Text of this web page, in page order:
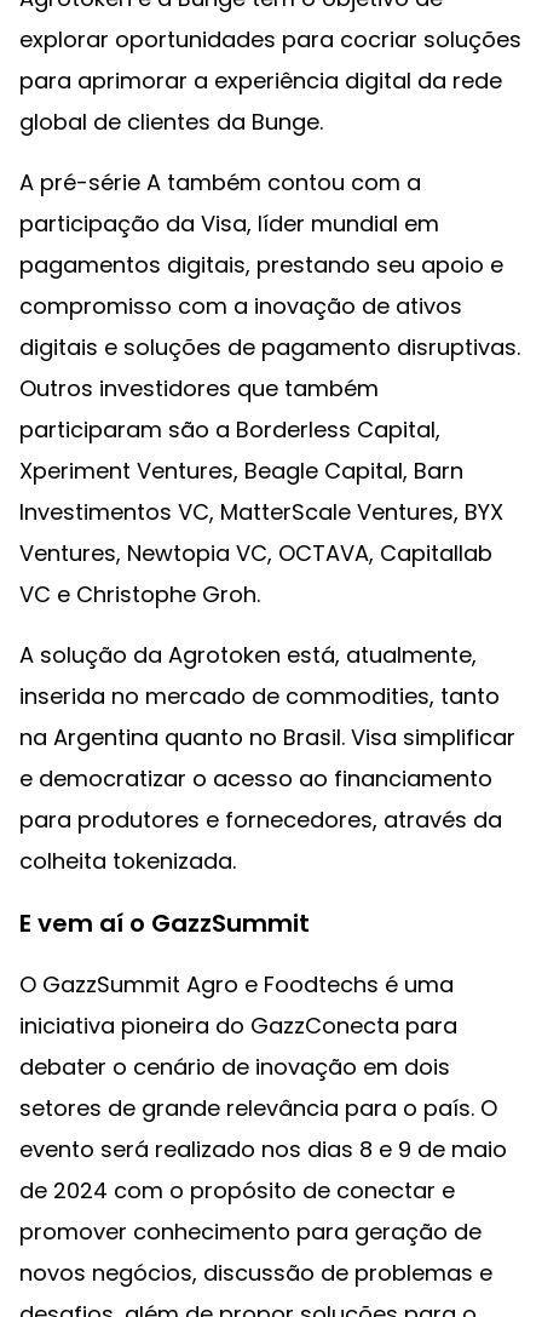
explorar oportunidades para cocriar soluções
para aprimorar a experiência digital da rede
global de clientes da Bunge.
A pré-série A também contou com a
participação da Visa, líder mundial em
pagamentos digitais, prestando seu apoio e
compromisso com a inovação de ativos
digitais e soluções de pagamento disruptivas.
Outros investidores que também
participaram são a Borderless Capital,
Xperiment Ventures, Beagle Capital, Barn
Investimentos VC, MatterScale Ventures, BYX
Ventures, Newtopia VC, OCTAVA, Capitallab
VC e Christophe Groh.
A solução da Agrotoken está, atualmente,
inserida no mercado de commodities, tanto
na Argentina quanto no Brasil. Visa simplificar
e democratizar o acesso ao financiamento
para produtores e fornecedores, através da
colheita tokenizada.
E vem aí o GazzSummit
O GazzSummit Agro e Foodtechs é uma
iniciativa pioneira do GazzConecta para
debater o cenário de inovação em dois
setores de grande relevância para o país. O
evento será realizado nos dias 8 e 9 de maio
de 2024 com o propósito de conectar e
promover conhecimento para geração de
novos negócios, discussão de problemas e